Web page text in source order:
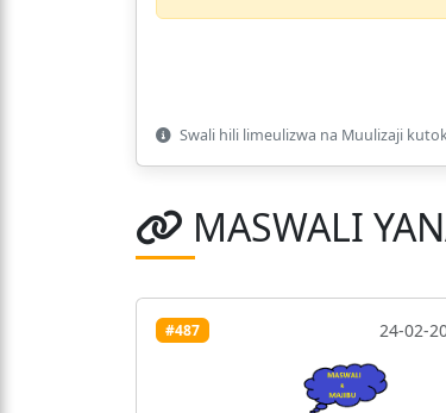
Swali hili limeulizwa na Muulizaji
MASWALI
#487 24-02-